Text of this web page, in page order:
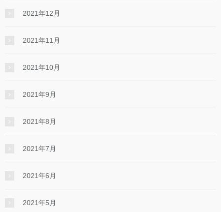
2021年12月
2021年11月
2021年10月
2021年9月
2021年8月
2021年7月
2021年6月
2021年5月